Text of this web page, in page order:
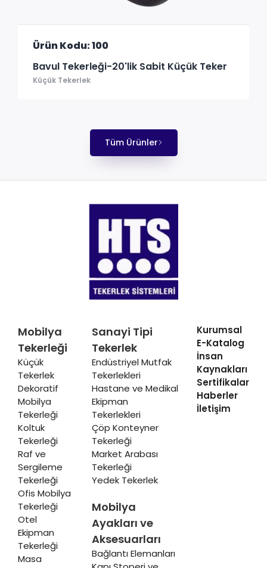
Ürün Kodu: 100
Bavul Tekerleği-20'lik Sabit Küçük Teker
Küçük Tekerlek
Tüm Ürünler
Mobilya
Tekerleği
Küçük
Tekerlek
Dekoratif
Mobilya
Tekerleği
Koltuk
Tekerleği
Raf ve
Sergileme
Tekerleği
Ofis Mobilya
Tekerleği
Otel
Ekipman
Tekerleği
Masa
Sanayi Tipi
Tekerlek
Endüstriyel Mutfak
Tekerlekleri
Hastane ve Medikal
Ekipman
Tekerlekleri
Çöp Konteyner
Tekerleği
Market Arabası
Tekerleği
Yedek Tekerlek
Mobilya
Ayakları ve
Aksesuarları
Bağlantı Elemanları
Kurumsal
E-Katalog
İnsan
Kaynakları
Sertifikalar
Haberler
İletişim